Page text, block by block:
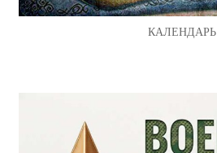
КАЛЕНДАРЬ